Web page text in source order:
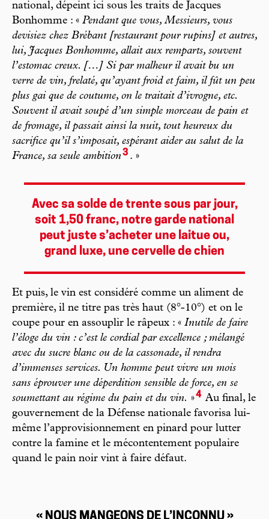
national, dépeint ici sous les traits de Jacques
Bonhomme : « Pendant que vous, Messieurs, vous
devisiez chez Brébant [restaurant pour rupins] et autres,
lui, Jacques Bonhomme, allait aux remparts, souvent
l’estomac creux. […] Si par malheur il avait bu un
verre de vin, frelaté, qu’ayant froid et faim, il fût un peu
plus gai que de coutume, on le traitait d’ivrogne, etc.
Souvent il avait soupé d’un simple morceau de pain et
de fromage, il passait ainsi la nuit, tout heureux du
sacrifice qu’il s’imposait, espérant aider au salut de la
France, sa seule ambition3 . »
Avec sa solde de trente sous par jour,
soit 1,50 franc, notre garde national
peut juste s’acheter une laitue ou,
grand luxe, une cervelle de chien
Et puis, le vin est considéré comme un aliment de
première, il ne titre pas très haut (8°-10°) et on le
coupe pour en assouplir le râpeux : « Inutile de faire
l’éloge du vin : c’est le cordial par excellence ; mélangé
avec du sucre blanc ou de la cassonade, il rendra
d’immenses services. Un homme peut vivre un mois
sans éprouver une déperdition sensible de force, en se
soumettant au régime du pain et du vin. »4 Au final, le
gouvernement de la Défense nationale favorisa lui-
même l’approvisionnement en pinard pour lutter
contre la famine et le mécontentement populaire
quand le pain noir vint à faire défaut.